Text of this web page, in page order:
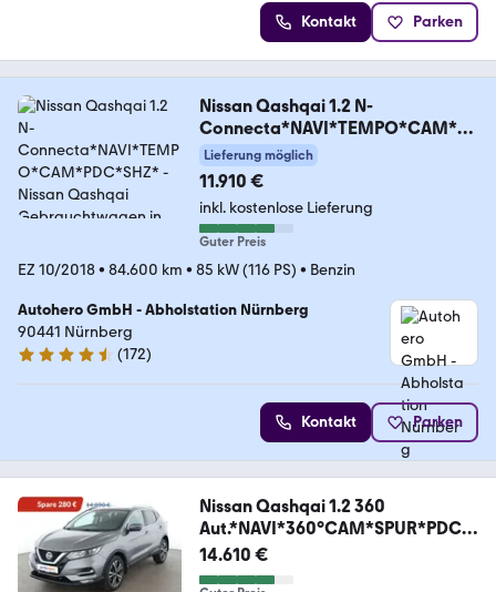
Kontakt Parken
Nissan Qashqai 1.2 N-
Connecta*NAVI*TEMPO*CAM*P
DC*SHZ*
Lieferung möglich
11.910 €
inkl. kostenlose Lieferung
Guter Preis
EZ 10/2018• 84.600 km • 85 kW (116 PS) • Benzin
Autohero GmbH - Abholstation Nürnberg
90441 Nürnberg
4.5 Sterne
(172)
Kontakt Parken
Nissan Qashqai 1.2 360
Aut.*NAVI*360°CAM*SPUR*PDC*
KLIMA
14.610 €